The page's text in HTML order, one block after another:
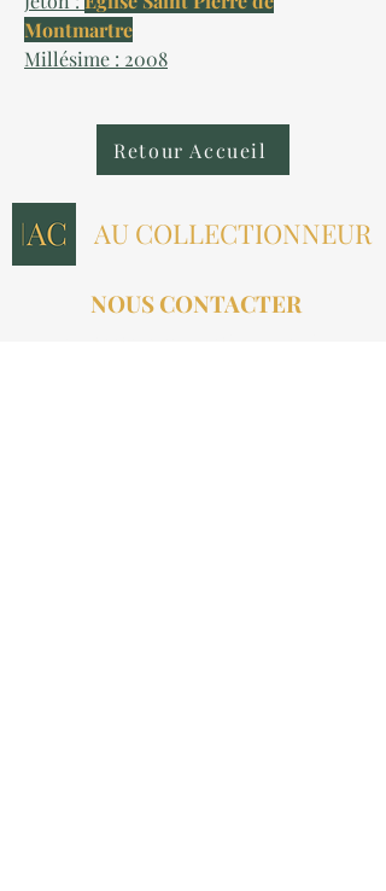
Montmartre
Millésime : 2008
Retour Accueil
AU COLLECTIONNEUR
NOUS CONTACTER